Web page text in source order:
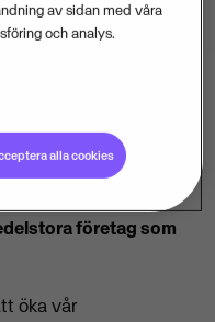
det svenska
är ytterligare ett
ledande
företag som
öka vår
av sidan med våra
och analys.
alla cookies